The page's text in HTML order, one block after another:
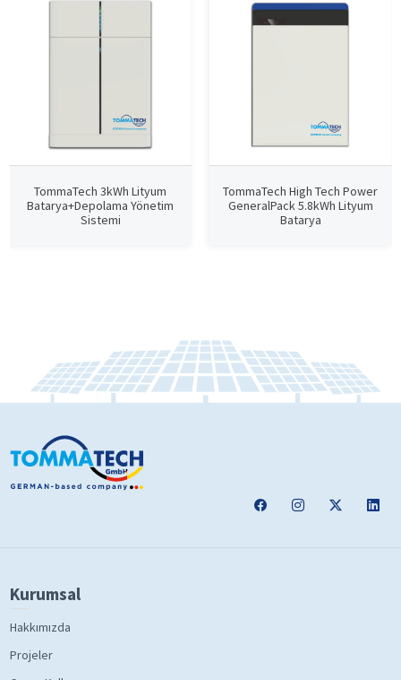
TommaTech 3kWh Lityum
Batarya+Depolama Yönetim
Sistemi
TommaTech High Tech Power
GeneralPack 5.8kWh Lityum
Batarya
Kurumsal
Hakkımızda
Projeler